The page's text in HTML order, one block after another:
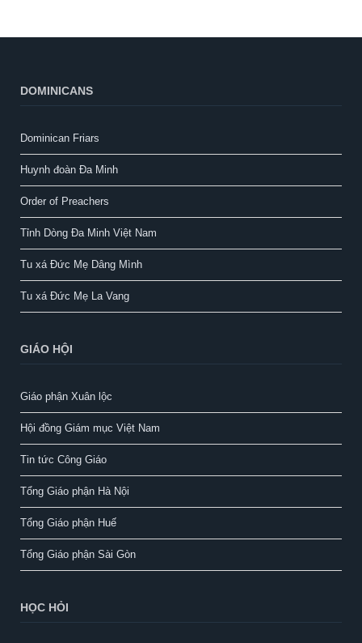
DOMINICANS
Dominican Friars
Huynh đoàn Đa Minh
Order of Preachers
Tỉnh Dòng Đa Minh Việt Nam
Tu xá Đức Mẹ Dâng Mình
Tu xá Đức Mẹ La Vang
GIÁO HỘI
Giáo phận Xuân lộc
Hội đồng Giám mục Việt Nam
Tin tức Công Giáo
Tổng Giáo phận Hà Nội
Tổng Giáo phận Huế
Tổng Giáo phận Sài Gòn
HỌC HỎI